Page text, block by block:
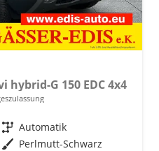
hybrid-G 150 EDC 4x4
Getriebe Automatik
Außenfarbe Perlmutt-Schwarz